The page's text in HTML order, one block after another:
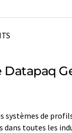
Datapaq
systèmes de
toutes les